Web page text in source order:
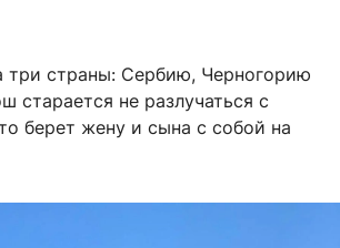
три страны: Сербию, Черногорию
старается не разлучаться с
берет жену и сына с собой на